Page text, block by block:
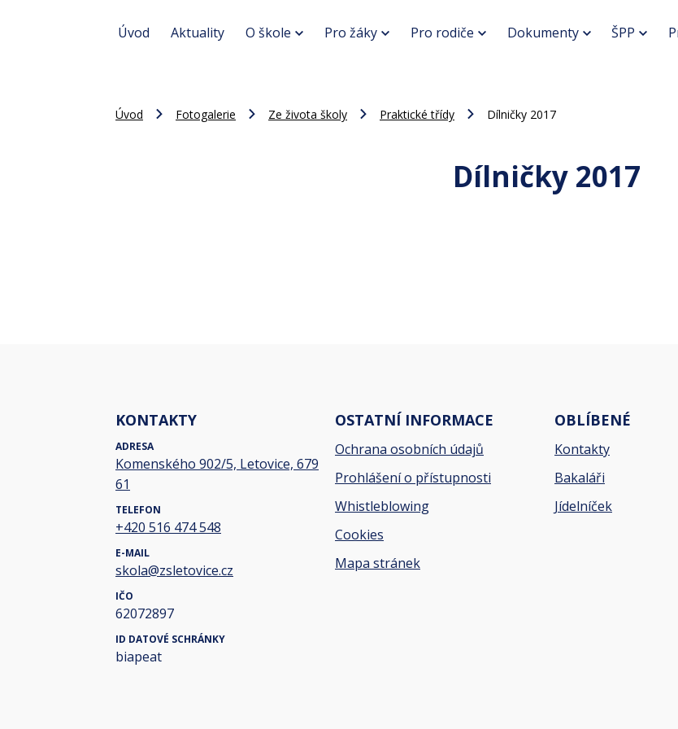
Úvod Aktuality O škole Pro žáky Pro rodiče Dokumenty ŠPP
Úvod Fotogalerie Ze života školy Praktické třídy Dílničky 2017
Dílničky 2017
KONTAKTY
ADRESA
Komenského 902/5, Letovice, 679
61
TELEFON
+420 516 474 548
E-MAIL
skola@zsletovice.cz
IČO
62072897
ID DATOVÉ SCHRÁNKY
biapeat
OSTATNÍ INFORMACE
Ochrana osobních údajů
Prohlášení o přístupnosti
Whistleblowing
Cookies
Mapa stránek
OBLÍBENÉ
Kontakty
Bakaláři
Jídelníček